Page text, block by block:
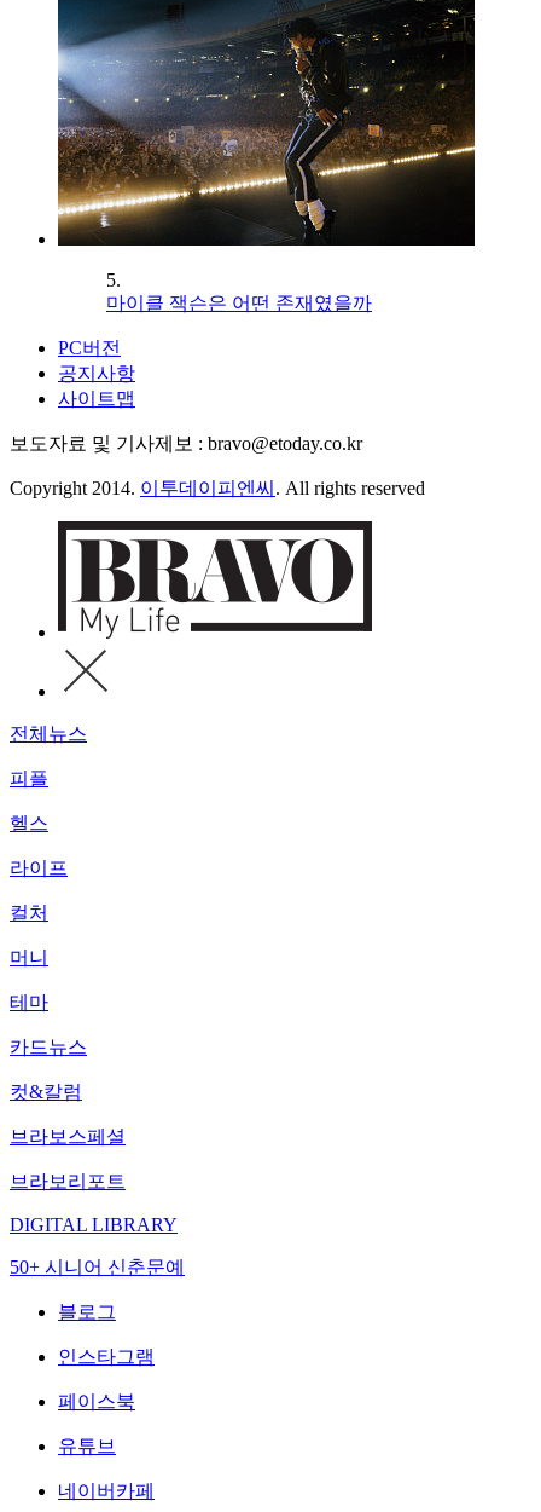
5.
마이클 잭슨은 어떤 존재였을까
PC버전
공지사항
사이트맵
보도자료 및 기사제보 : bravo@etoday.co.kr
Copyright 2014. 이투데이피엔씨 . All rights reserved
전체뉴스
피플
헬스
라이프
컬처
머니
테마
카드뉴스
컷&칼럼
브라보스페셜
브라보리포트
DIGITAL LIBRARY
50+ 시니어 신춘문예
블로그
인스타그램
페이스북
유튜브
네이버카페